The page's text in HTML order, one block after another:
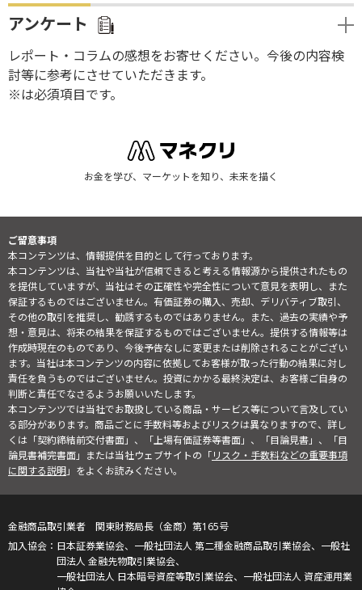
アンケート
レポート・コラムの感想をお寄せください。今後の内容検
討等に参考にさせていただきます。
※は必須項目です。
お金を学び、マーケットを知り、未来を描く
ご留意事項
本コンテンツは、情報提供を目的として行っております。
本コンテンツは、当社や当社が信頼できると考える情報源から提供されたもの
を提供していますが、当社はその正確性や完全性について意見を表明し、また
保証するものではございません。有価証券の購入、売却、デリバティブ取引、
その他の取引を推奨し、勧誘するものではありません。また、過去の実績や予
想・意見は、将来の結果を保証するものではございません。提供する情報等は
作成時現在のものであり、今後予告なしに変更または削除されることがござい
ます。当社は本コンテンツの内容に依拠してお客様が取った行動の結果に対し
責任を負うものではございません。投資にかかる最終決定は、お客様ご自身の
判断と責任でなさるようお願いいたします。
本コンテンツでは当社でお取扱している商品・サービス等について言及してい
る部分があります。商品ごとに手数料等およびリスクは異なりますので、詳し
くは「契約締結前交付書面」、「上場有価証券等書面」、「目論見書」、「目
論見書補完書面」または当社ウェブサイトの「リスク・手数料などの重要事項
に関する説明」をよくお読みください。
金融商品取引業者 関東財務局長（金商）第165号
日本証券業協会、一般社団法人 第二種金融商品取引業協会、一般社
団法人 金融先物取引業協会、
一般社団法人 日本暗号資産等取引業協会、一般社団法人 資産運用業